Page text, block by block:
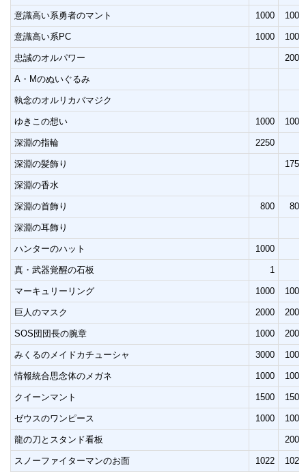
意識高い系勇者のマント 1000 1000
意識高い系PC 1000 1000
忠誠のオルパワー 2000
A・Mのぬいぐるみ
執念のオルリカバマジク
ゆきこの想い 1000 1000
深淵の指輪 2250
深淵の髪飾り 1750
深淵の香水
深淵の首飾り 800 800
深淵の耳飾り
ハンターのハット 1000
真・武器覚醒の石板 1
マーキュリーリング 1000 1000
巨人のマスク 2000 2000
SOS団団長の腕章 1000 2000
みくるのメイドカチューシャ 3000 1000
情報統合思念体のメガネ 1000 1000
クイーンマント 1500 1500
ゼウスのワンピース 1000 1000
龍の刀とスタンド看板 2000
スノーファイターマンのお面 1022 1022